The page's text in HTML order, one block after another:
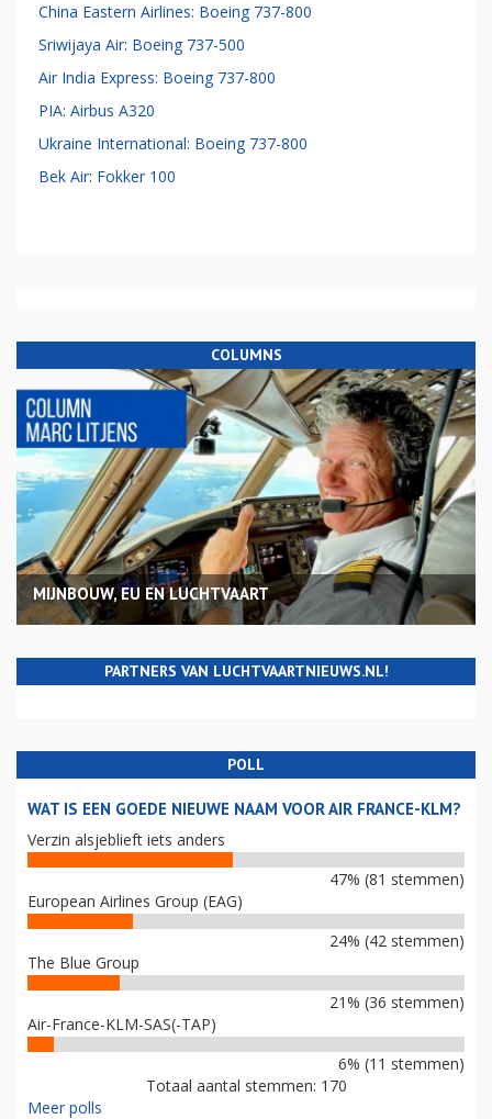
China Eastern Airlines: Boeing 737-800
Sriwijaya Air: Boeing 737-500
Air India Express: Boeing 737-800
PIA: Airbus A320
Ukraine International: Boeing 737-800
Bek Air: Fokker 100
COLUMNS
MIJNBOUW, EU EN LUCHTVAART
PARTNERS VAN LUCHTVAARTNIEUWS.NL!
POLL
WAT IS EEN GOEDE NIEUWE NAAM VOOR AIR FRANCE-KLM?
Verzin alsjeblieft iets anders
47% (81 stemmen)
European Airlines Group (EAG)
24% (42 stemmen)
The Blue Group
21% (36 stemmen)
Air-France-KLM-SAS(-TAP)
6% (11 stemmen)
Totaal aantal stemmen: 170
Meer polls